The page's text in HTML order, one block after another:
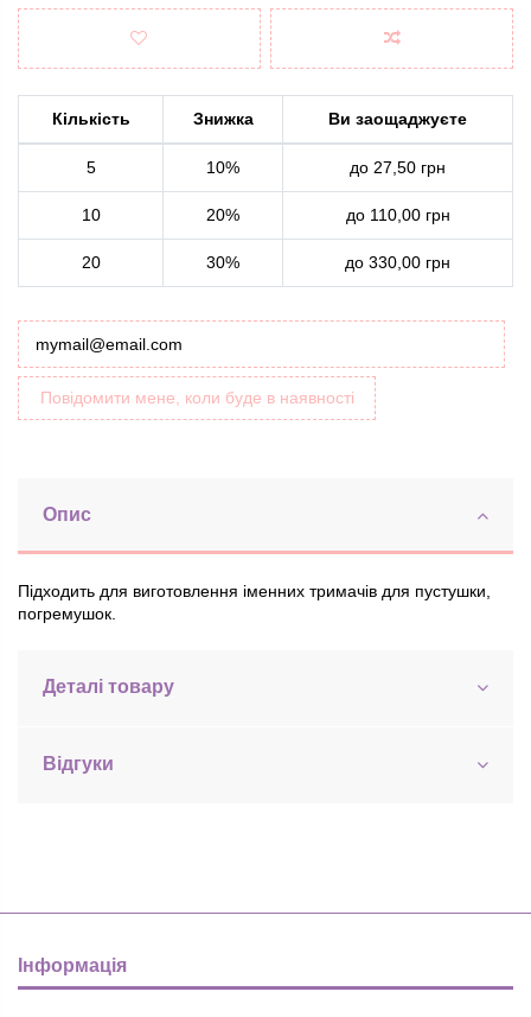
Кількість Знижка Ви заощаджуєте
5 10% до 27,50 грн
10 20% до 110,00 грн
20 30% до 330,00 грн
Повідомити мене, коли буде в наявності
Опис
Підходить для виготовлення іменних тримачів для пустушки,
погремушок.
Деталі товару
Відгуки
Інформація